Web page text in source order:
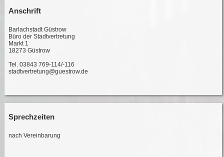
Anschrift
Barlachstadt Güstrow
Büro der Stadtvertretung
Markt 1
18273 Güstrow
Tel. 03843 769-114/-116
stadtvertretung@guestrow.de
Sprechzeiten
nach Vereinbarung